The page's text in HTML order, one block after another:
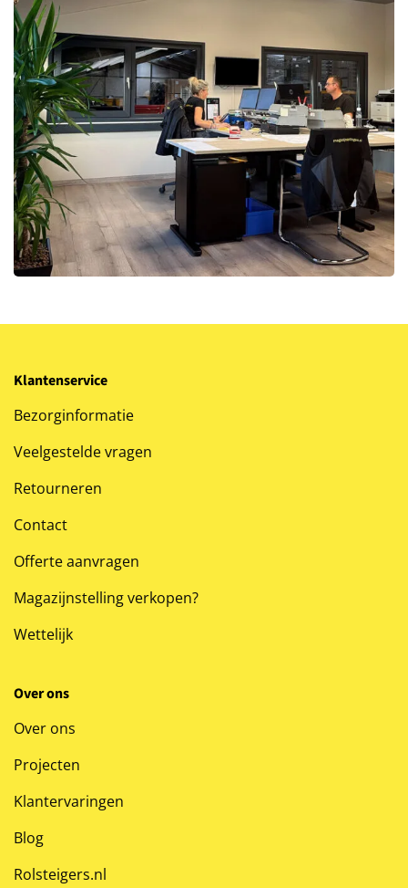
Klantenservice
Bezorginformatie
Veelgestelde vragen
Retourneren
Contact
Offerte aanvragen
Magazijnstelling verkopen?
Wettelijk
Over ons
Over ons
Projecten
Klantervaringen
Blog
Rolsteigers.nl